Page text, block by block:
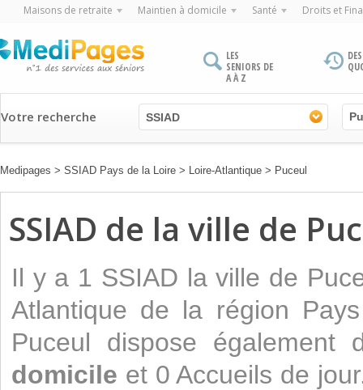
Maisons de retraite Maintien à domicile Santé Droits et
LES
SENIORS DE
A À Z
Votre recherche SSIAD
Medipages > SSIAD Pays de la Loire > Loire-Atlantique > Puceul
SSIAD de la ville de
Il y a 1 SSIAD la ville de
Atlantique de la région
Puceul dispose
domicile et 0 Accueils de